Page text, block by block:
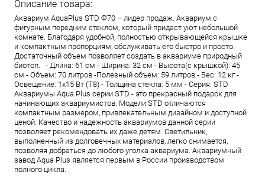
Описание товара:
Аквариум AquaPlus STD Ф70 – лидер продаж. Аквариум с
фигурным передним стеклом, который придаст уют небольшой
комнате. Благодаря удобной, полностью открывающейся крышке
и компактным пропорциям, обслуживать его быстро и просто.
Достаточный объем позволяет создать в аквариуме природный
биотоп. - Длина: 61 см - Ширина: 32 см - Высота(с крышкой): 45
см - Объем: 70 литров -Полезный объем: 59 литров - Вес: 12 кг -
Освещение: 1х15 Вт (Т8) - Толщина стекла: 5 мм - Серия: STD
Аквариумы Aqua Plus серии STD - это прекрасный подарок для
начинающих аквариумистов. Модели STD отличаются
компактным размером, привлекательным дизайном и доступной
ценой. Качество и надежность аквариумов данной серии
позволяет рекомендовать их даже детям. Светильник,
выполненный из долговечных материалов, легко снимается,
позволяя добраться до любого уголка аквариума. Аквариумный
завод Aqua Plus является первым в России производством
полного цикла.